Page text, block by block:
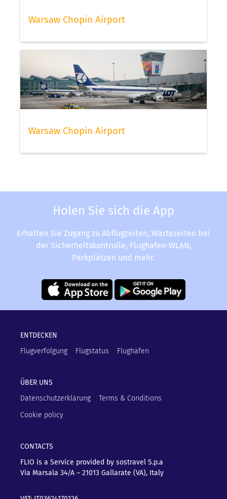
Warsaw Chopin Airport
Warsaw Chopin Airport
Holen Sie sich die App
Erhalten Sie Zugang zu Abflugzeiten, Wartezeiten bei
der Sicherheitskontrolle, Flughafen-WLAN,
Parkplätzen und mehr.
ENTDECKEN
Flugverfolgung
Flugstatus Flughäfen
ÜBER UNS
Datenschutzerklärung
Terms & Conditions
Cookie policy
CONTACTS
FLIO is a Service provided by sostravel S.p.a
Via Marsala 34/A – 21013 Gallarate (VA), Italy